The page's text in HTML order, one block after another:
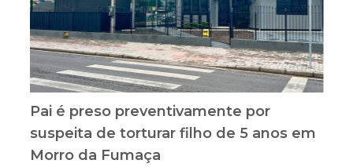
Pai é preso preventivamente por
suspeita de torturar filho de 5 anos em
Morro da Fumaça